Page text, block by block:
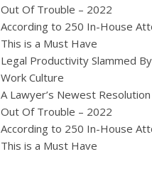
Out Of Trouble – 2022
According to 250 In-House
This is a Must Have
Legal Productivity Slammed
Work Culture
A Lawyer’s Newest
Out Of Trouble – 2022
According to 250 In-House
This is a Must Have